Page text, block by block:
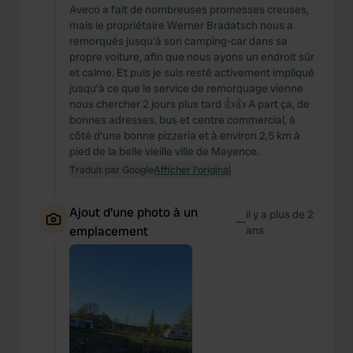
Aveco a fait de nombreuses promesses creuses,
mais le propriétaire Werner Bradatsch nous a
remorqués jusqu'à son camping-car dans sa
propre voiture, afin que nous ayons un endroit sûr
et calme. Et puis je suis resté activement impliqué
jusqu'à ce que le service de remorquage vienne
nous chercher 2 jours plus tard 👍👍 A part ça, de
bonnes adresses. bus et centre commercial, à
côté d'une bonne pizzeria et à environ 2,5 km à
pied de la belle vieille ville de Mayence.
Traduit par GoogleAfficher l'original
Ajout d'une photo à un
emplacement
—il y a plus de 2
ans